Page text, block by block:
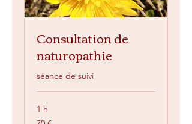
Consultation de
naturopathie
séance de suivi
1 h
70